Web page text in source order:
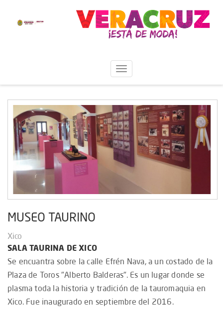
MUSEO TAURINO
Xico
SALA TAURINA DE XICO
Se encuantra sobre la calle Efrén Nava, a un costado de la
Plaza de Toros "Alberto Balderas". Es un lugar donde se
plasma toda la historia y tradición de la tauromaquia en
Xico. Fue inaugurado en septiembre del 2016.